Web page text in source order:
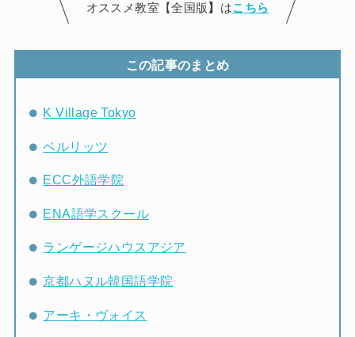
オススメ教室【全国版 】 はこちら
この記事のまとめ
K Village Tokyo
ベルリッツ
ECC外語学院
ENA語学スクール
ランゲージハウスアジア
京都ハヌル韓国語学院
アーキ・ヴォイス